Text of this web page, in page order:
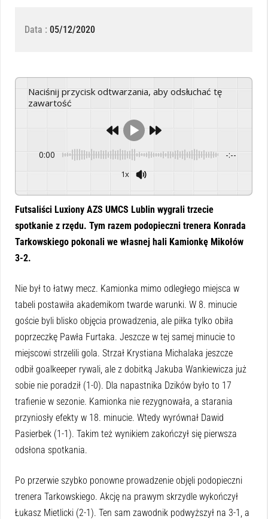
Data : 05/12/2020
Naciśnij przycisk odtwarzania, aby odsłuchać tę
zawartość
0:00 -:--
1x
Futsaliści Luxiony AZS UMCS Lublin wygrali trzecie
spotkanie z rzędu. Tym razem podopieczni trenera Konrada
Tarkowskiego pokonali we własnej hali Kamionkę Mikołów
3-2.
Nie był to łatwy mecz. Kamionka mimo odległego miejsca w
tabeli postawiła akademikom twarde warunki. W 8. minucie
goście byli blisko objęcia prowadzenia, ale piłka tylko obiła
poprzeczkę Pawła Furtaka. Jeszcze w tej samej minucie to
miejscowi strzelili gola. Strzał Krystiana Michalaka jeszcze
odbił goalkeeper rywali, ale z dobitką Jakuba Wankiewicza już
sobie nie poradził (1-0). Dla napastnika Dzików było to 17
trafienie w sezonie. Kamionka nie rezygnowała, a starania
przyniosły efekty w 18. minucie. Wtedy wyrównał Dawid
Pasierbek (1-1). Takim też wynikiem zakończył się pierwsza
odsłona spotkania.
Po przerwie szybko ponowne prowadzenie objęli podopieczni
trenera Tarkowskiego. Akcję na prawym skrzydle wykończył
Łukasz Mietlicki (2-1). Ten sam zawodnik podwyższył na 3-1, a